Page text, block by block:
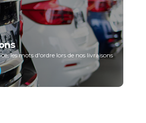
les mots d'ordre lors de nos livraisons